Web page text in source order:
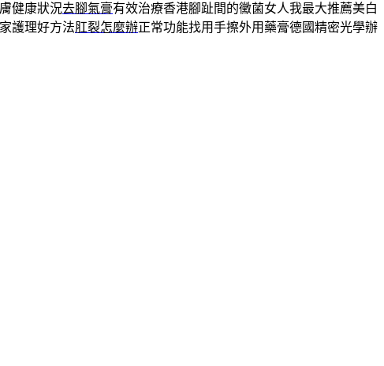
健康狀況去腳氣膏有效治療香港腳趾間的黴菌女人我最大推薦美白
護理好方法肛裂怎麼辦正常功能找用手擦外用藥膏德國精密光學辦